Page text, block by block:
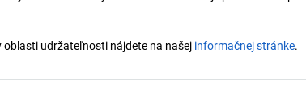
udržateľnosti nájdete na našej informačnej stránke.